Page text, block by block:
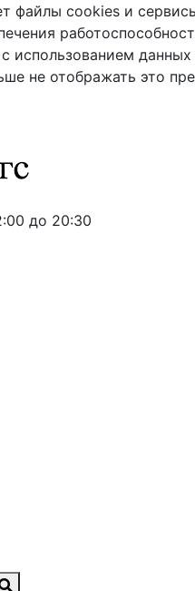
файлы cookies и
использованием
не отображать это
до 20:30